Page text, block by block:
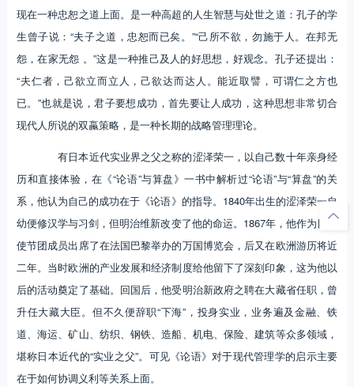
现在一种忠恕之道上面。是一种高超的人生智慧与处世之道：孔子的学
生曾子说：“夫子之道，忠恕而已矣。”“己所不欲，勿施于人。在邦无
怨，在家无怨 。”这是一种推己及人的好思想，好观念。孔子还提出：
“夫仁者，己欲立而立人，己欲达而达人。能近取譬，可谓仁之方也
已。”也就是说，君子要想成功，首先要让人成功，这种思想非常切合
现代人所说的双蠃策略，是一种长期的战略管理理论。
有日本近代实业界之父之称的涩泽荣一，以自己数十年亲身经
历和直接体验，在《“论语”与算盘》一书中解析过“论语”与“算盘”的关
系，他认为自己的成功在于《论语》的指导。1840年出生的涩泽荣一自
幼便修汉学与习剑，但明治维新改变了他的命运。1867年，他作为日本
使节团成员出席了在法国巴黎举办的万国博览会，后又在欧洲游历将近
二年。当时欧洲的产业发展和经济制度给他留下了深刻印象，这为他以
后的活动奠定了基础。回国后，他受明治新政府之聘在大藏省任职，曾
升任大藏大臣。但不久便辞职“下海”，投身实业，业务遍及金融、铁
道、海运、矿山、纺织、钢铁、造船、机电、保险、建筑等众多领域，
堪称日本近代的“实业之父”。可见《论语》对于现代管理学的启示主要
在于如何协调义利等关系上面。